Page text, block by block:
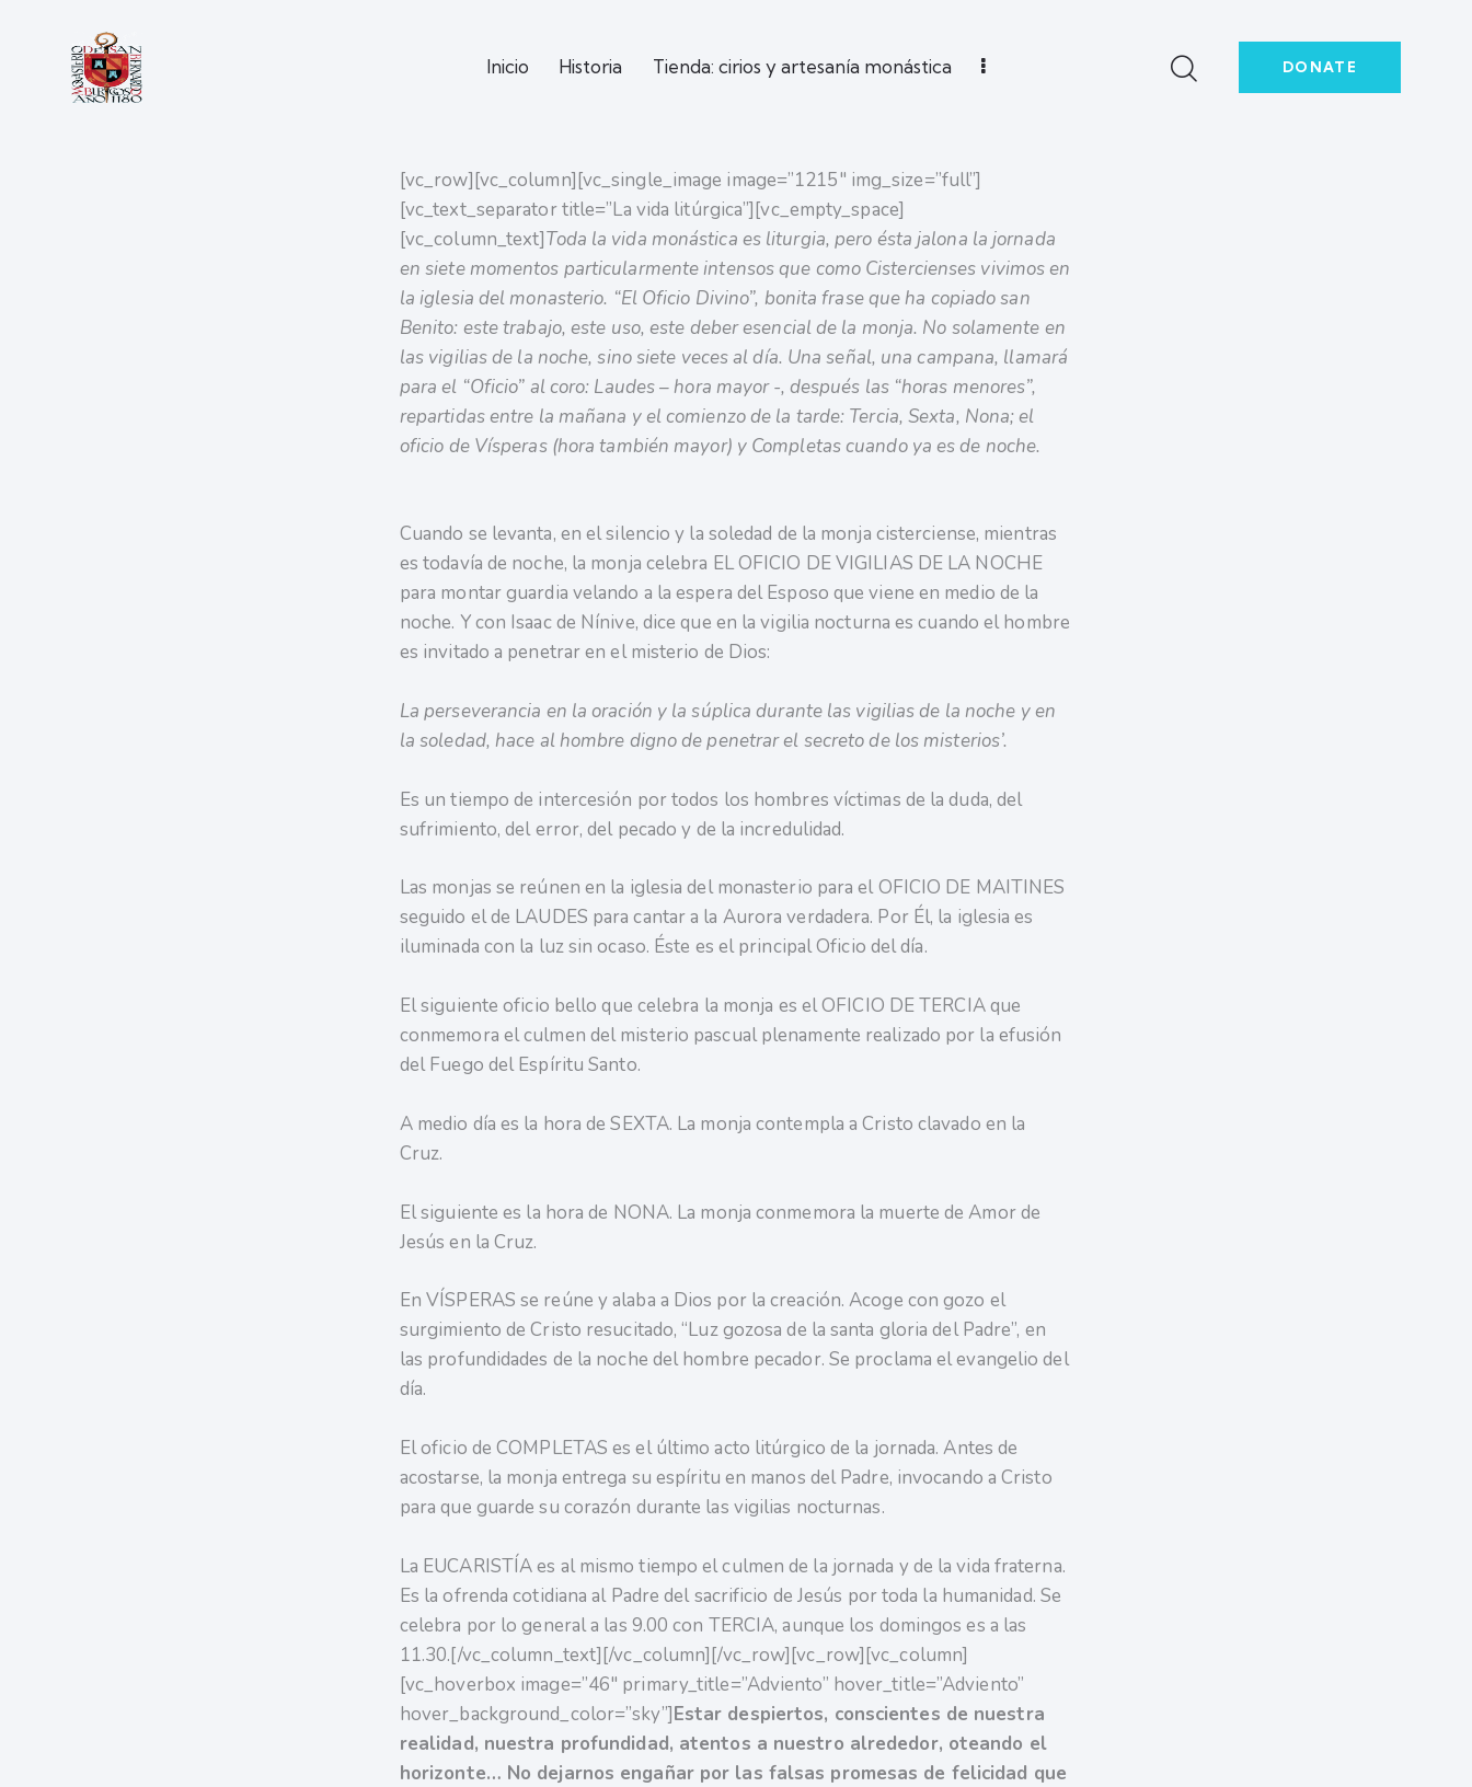
Inicio Historia Tienda: cirios y artesanía monástica DONATE
[vc_row][vc_column][vc_single_image image=”1215″ img_size=”full”]
[vc_text_separator title=”La vida litúrgica”][vc_empty_space]
[vc_column_text]Toda la vida monástica es liturgia, pero ésta jalona la jornada
en siete momentos particularmente intensos que como Cistercienses vivimos en
la iglesia del monasterio. “El Oficio Divino”, bonita frase que ha copiado san
Benito: este trabajo, este uso, este deber esencial de la monja. No solamente en
las vigilias de la noche, sino siete veces al día. Una señal, una campana, llamará
para el “Oficio” al coro: Laudes – hora mayor -, después las “horas menores”,
repartidas entre la mañana y el comienzo de la tarde: Tercia, Sexta, Nona; el
oficio de Vísperas (hora también mayor) y Completas cuando ya es de noche.
Cuando se levanta, en el silencio y la soledad de la monja cisterciense, mientras
es todavía de noche, la monja celebra EL OFICIO DE VIGILIAS DE LA NOCHE
para montar guardia velando a la espera del Esposo que viene en medio de la
noche. Y con Isaac de Nínive, dice que en la vigilia nocturna es cuando el hombre
es invitado a penetrar en el misterio de Dios:
La perseverancia en la oración y la súplica durante las vigilias de la noche y en
la soledad, hace al hombre digno de penetrar el secreto de los misterios’.
Es un tiempo de intercesión por todos los hombres víctimas de la duda, del
sufrimiento, del error, del pecado y de la incredulidad.
Las monjas se reúnen en la iglesia del monasterio para el OFICIO DE MAITINES
seguido el de LAUDES para cantar a la Aurora verdadera. Por Él, la iglesia es
iluminada con la luz sin ocaso. Éste es el principal Oficio del día.
El siguiente oficio bello que celebra la monja es el OFICIO DE TERCIA que
conmemora el culmen del misterio pascual plenamente realizado por la efusión
del Fuego del Espíritu Santo.
A medio día es la hora de SEXTA. La monja contempla a Cristo clavado en la
Cruz.
El siguiente es la hora de NONA. La monja conmemora la muerte de Amor de
Jesús en la Cruz.
En VÍSPERAS se reúne y alaba a Dios por la creación. Acoge con gozo el
surgimiento de Cristo resucitado, “Luz gozosa de la santa gloria del Padre”, en
las profundidades de la noche del hombre pecador. Se proclama el evangelio del
día.
El oficio de COMPLETAS es el último acto litúrgico de la jornada. Antes de
acostarse, la monja entrega su espíritu en manos del Padre, invocando a Cristo
para que guarde su corazón durante las vigilias nocturnas.
La EUCARISTÍA es al mismo tiempo el culmen de la jornada y de la vida fraterna.
Es la ofrenda cotidiana al Padre del sacrificio de Jesús por toda la humanidad. Se
celebra por lo general a las 9.00 con TERCIA, aunque los domingos es a las
11.30.[/vc_column_text][/vc_column][/vc_row][vc_row][vc_column]
[vc_hoverbox image=”46″ primary_title=”Adviento” hover_title=”Adviento”
hover_background_color=”sky”]Estar despiertos, conscientes de nuestra
realidad, nuestra profundidad, atentos a nuestro alrededor, oteando el
horizonte… No dejarnos engañar por las falsas promesas de felicidad que